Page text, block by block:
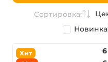
Сортировка:
Новинка
Хит
6